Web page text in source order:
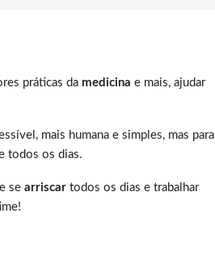
práticas da medicina e mais, ajudar
mais humana e simples, mas para
todos os dias.
se arriscar todos os dias e trabalhar